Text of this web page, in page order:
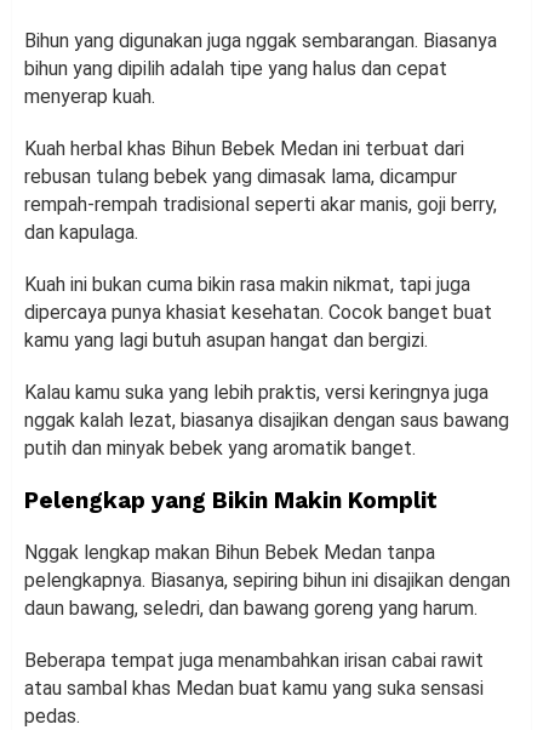
Bihun yang digunakan juga nggak sembarangan. Biasanya
bihun yang dipilih adalah tipe yang halus dan cepat
menyerap kuah.
Kuah herbal khas Bihun Bebek Medan ini terbuat dari
rebusan tulang bebek yang dimasak lama, dicampur
rempah-rempah tradisional seperti akar manis, goji berry,
dan kapulaga.
Kuah ini bukan cuma bikin rasa makin nikmat, tapi juga
dipercaya punya khasiat kesehatan. Cocok banget buat
kamu yang lagi butuh asupan hangat dan bergizi.
Kalau kamu suka yang lebih praktis, versi keringnya juga
nggak kalah lezat, biasanya disajikan dengan saus bawang
putih dan minyak bebek yang aromatik banget.
Pelengkap yang Bikin Makin Komplit
Nggak lengkap makan Bihun Bebek Medan tanpa
pelengkapnya. Biasanya, sepiring bihun ini disajikan dengan
daun bawang, seledri, dan bawang goreng yang harum.
Beberapa tempat juga menambahkan irisan cabai rawit
atau sambal khas Medan buat kamu yang suka sensasi
pedas.